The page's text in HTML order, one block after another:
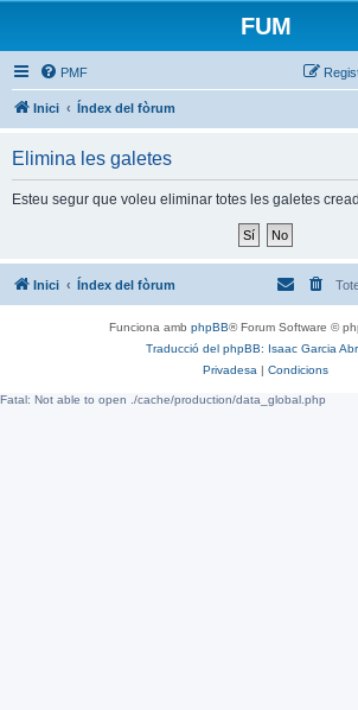
FUM
PMF
Inici Índex del fòrum
Elimina les galetes
Esteu segur que voleu eliminar totes les galetes
Inici Índex del fòrum
Funciona amb phpBB® Forum Software ©
Traducció del phpBB: Isaac Garcia
Privadesa | Condicions
Fatal: Not able to open ./cache/production/data_global.php